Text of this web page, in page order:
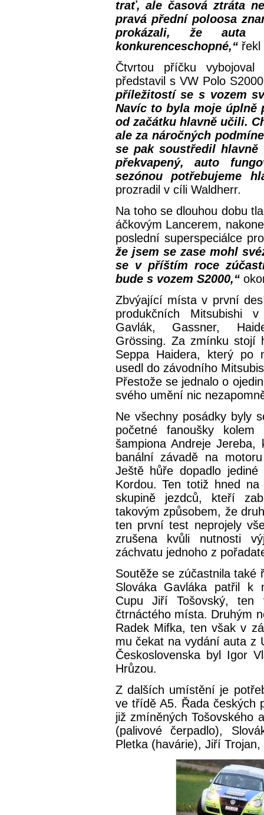
trať, ale časová ztráta
pravá přední poloosa
prokázali, že auta
konkurenceschopné,“řekl
Čtvrtou příčku
představil s VW Polo
příležitostí se s vozem
Navíc to byla moje úplně
od začátku hlavně učili.
ale za náročných
se pak soustředil
překvapený, auto
sezónou potřebujeme
prozradil v cíli Waldherr.
Na toho se dlouhou dobu
áčkovým Lancerem,
poslední superspeciálce
že jsem se zase mohl
se v příštím roce
bude s vozem S2000,“
Zbvýající místa v první
produkčních Mitsubishi
Gavlák, Gassner,
Grössing. Za zmínku stojí
Seppa Haidera, který po
usedl do závodního
Přestože se jednalo o
svého umění nic
Ne všechny posádky byly
početné fanoušky kolem
šampiona Andreje
banální závadě na
Ještě hůře dopadlo
Kordou. Ten totiž hned
skupině jezdců, kteří
takovým způsobem, že
ten první test neprojely
zrušena kvůli nutnosti
záchvatu jednoho z
Soutěže se zúčastnila také
Slováka Gavláka patřil k
Cupu Jiří Tošovský, ten
čtrnáctého místa. Druhým
Radek Mifka, ten však v
mu čekat na vydání auta z
Československa byl Igor
Hrůzou.
Z dalších umístění je
ve třídě A5. Řada českých
již zmíněných Tošovského
(palivové čerpadlo),
Pletka (havárie), Jiří